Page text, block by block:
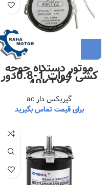
موتور دستگاه جوجه
کشی 4وات 1-0.8دور 49KTYZ
گیربکس دار ac
برای قیمت تماس بگیرید